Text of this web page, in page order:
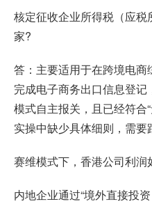
核定征收企业所得税（应
家?
答：主要适用于在跨境电
完成电子商务出口信息登
模式自主报关，且已经符合
实操中缺少具体细则，需要
赛维模式下，香港公司利润
内地企业通过“境外直接投